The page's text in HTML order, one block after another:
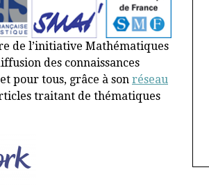
de l’initiative Mathématiques
des connaissances
pour tous, grâce à son réseau
traitant de thématiques